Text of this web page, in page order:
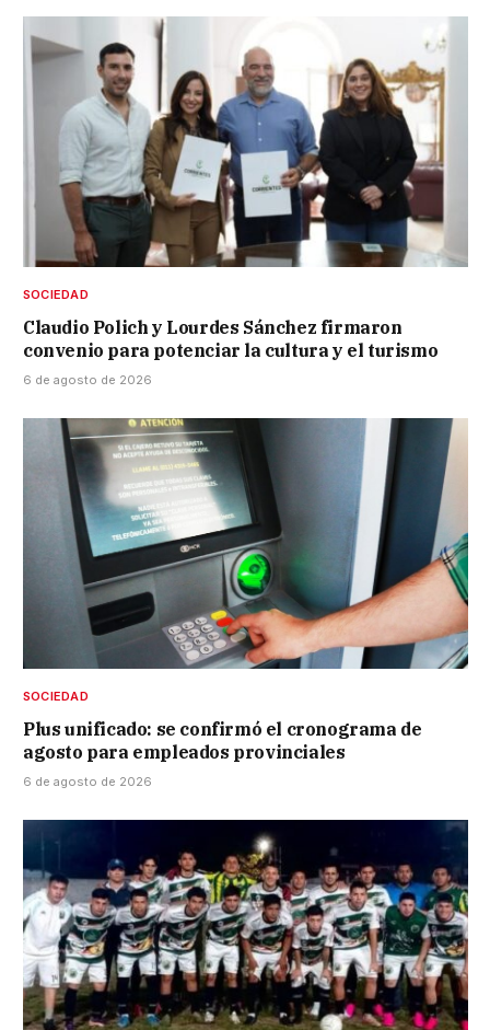
SOCIEDAD
Claudio Polich y Lourdes Sánchez firmaron
convenio para potenciar la cultura y el turismo
6 de agosto de 2026
SOCIEDAD
Plus unificado: se confirmó el cronograma de
agosto para empleados provinciales
6 de agosto de 2026